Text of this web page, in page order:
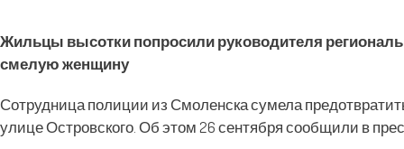
Жильцы высотки попросили руководителя
смелую женщину
Сотрудница полиции из Смоленска сумела
улице Островского. Об этом 26 сентября сообщили в